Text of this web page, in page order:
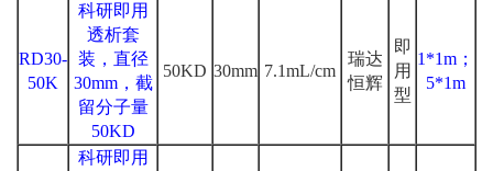
RD30-
50K
科研即用
透析套
装，直径
30mm，截
留分子量
50KD
50KD 30mm 7.1mL/cm
瑞达
恒辉
即
用
型
1*1m；
5*1m
科研即用